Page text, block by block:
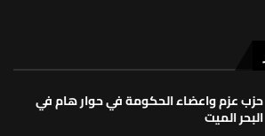
حزب عزم واعضاء الحكومة في حوار هام في
البحر الميت